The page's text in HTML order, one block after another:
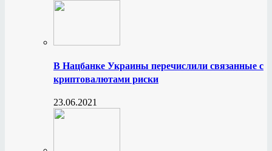
В Нацбанке Украины перечислили связанные с
криптовалютами риски
23.06.2021